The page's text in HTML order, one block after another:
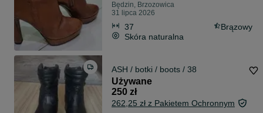
Będzin, Brzozowica
31 lipca 2026
37
Brązowy
Skóra naturalna
ASH / botki / boots / 38
Używane
250 zł
262,25 zł z Pakietem Ochronnym